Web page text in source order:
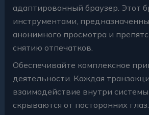
адаптированный браузер. Этот
инструментами,
анонимного просмотра и
снятию отпечатков.
Обеспечивайте комплексное
деятельности. Каждая
взаимодействие внутри
скрываются от посторонних глаз.